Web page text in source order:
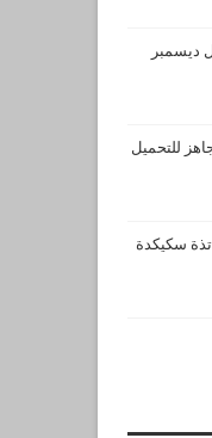
ديسمبر
للتحميل
سكيكدة